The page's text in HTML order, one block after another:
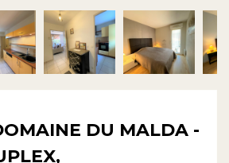
DU MALDA -